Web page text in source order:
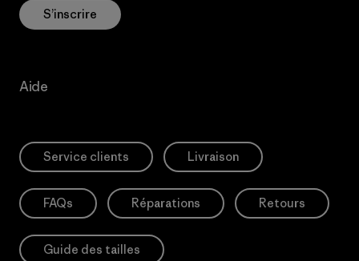
S’inscrire
Aide
Service clients Livraison
FAQs Réparations Retours
Guide des tailles